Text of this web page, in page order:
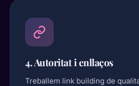
4. Autoritat i enllaços
Treballem link building de